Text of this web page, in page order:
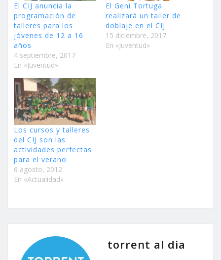
El CIJ anuncia la
programación de
talleres para los
jóvenes de 12 a 16
años
4 septiembre, 2017
En «Juventud»
El Geni Tortuga
realizará un taller de
doblaje en el CIJ
15 diciembre, 2017
En «Juventud»
Los cursos y talleres
del CIJ son las
actividades perfectas
para el verano
6 agosto, 2012
En «Actualidad»
torrent al dia